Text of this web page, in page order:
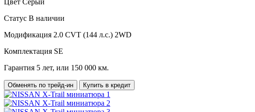
Цвет Серый
Статус В наличии
Модификация 2.0 CVT (144 л.с.) 2WD
Комплектация SE
Гарантия 5 лет, или 150 000 км.
Обменять по трейд-ин Купить в кредит